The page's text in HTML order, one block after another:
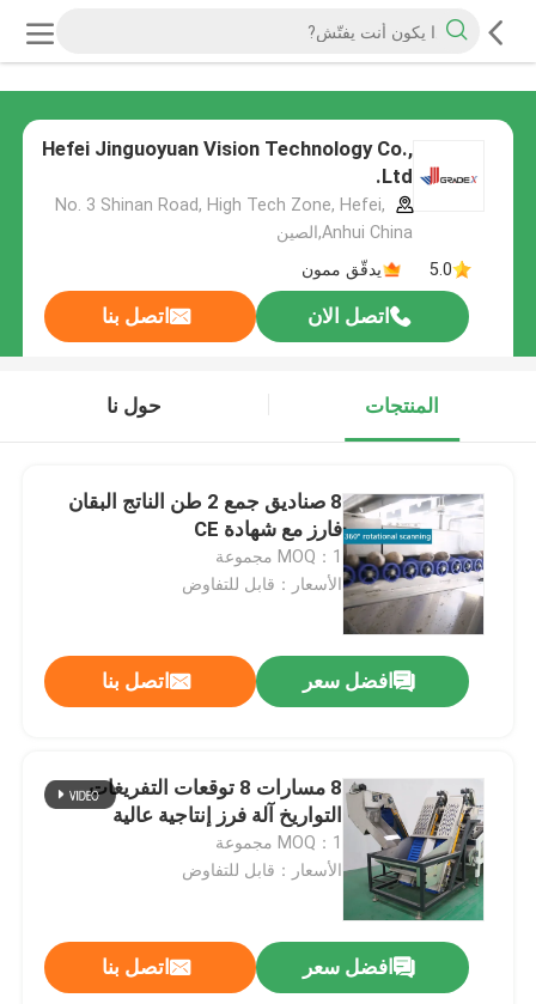
Hefei Jinguoyuan Vision Technology Co.,
Ltd.
No. 3 Shinan Road, High Tech Zone, Hefei,
Anhui China,الصين
5.0
يدقّق ممون
اتصل الان اتصل بنا
المنتجات حول نا
8 صناديق جمع 2 طن الناتج البقان
فارز مع شهادة CE
MOQ：1 مجموعة
الأسعار：قابل للتفاوض
افضل سعر اتصل بنا
8 مسارات 8 توقعات التفريغات
التواريخ آلة فرز إنتاجية عالية
MOQ：1 مجموعة
الأسعار：قابل للتفاوض
افضل سعر اتصل بنا